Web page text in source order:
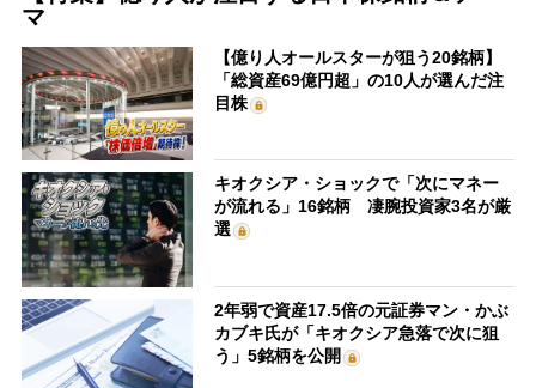
マ
【億り人オールスターが狙う20銘柄】
「総資産69億円超」の10人が選んだ注
目株
キオクシア・ショックで「次にマネー
が流れる」16銘柄 凄腕投資家3名が厳
選
2年弱で資産17.5倍の元証券マン・かぶ
カブキ氏が「キオクシア急落で次に狙
う」5銘柄を公開